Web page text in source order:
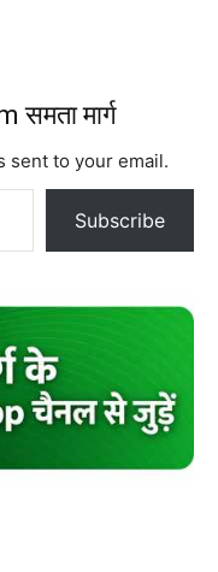
मार्ग
sent to your email.
Subscribe